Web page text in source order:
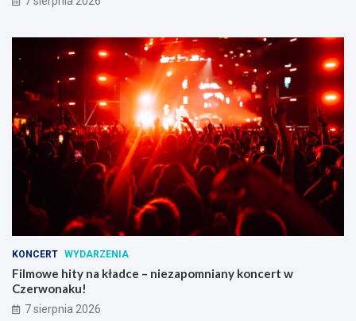
KONCERT WYDARZENIA
Filmowe hity na kładce – niezapomniany koncert w
Czerwonaku!
7 sierpnia 2026